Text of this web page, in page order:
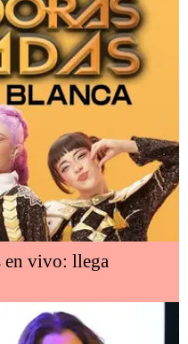
en vivo: llega